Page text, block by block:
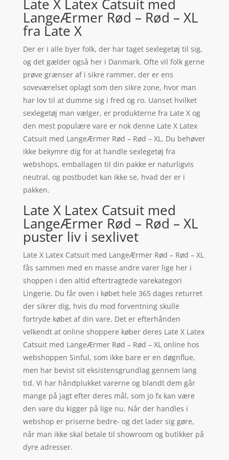
Late X Latex Catsuit med
LangeÆrmer Rød – Rød – XL
fra Late X
Der er i alle byer folk, der har taget sexlegetøj til sig,
og det gælder også her i Danmark. Ofte vil folk gerne
prøve grænser af i sikre rammer, der er ens
soveværelset oplagt som den sikre zone, hvor man
har lov til at dumme sig i fred og ro. Uanset hvilket
sexlegetøj man vælger, er produkterne fra Late X og
den mest populære vare er nok denne Late X Latex
Catsuit med LangeÆrmer Rød – Rød – XL. Du behøver
ikke bekymre dig for at handle sexlegetøj fra
webshops, emballagen til din pakke er naturligvis
neutral, og postbudet kan ikke se, hvad der er i
pakken.
Late X Latex Catsuit med
LangeÆrmer Rød – Rød – XL
puster liv i sexlivet
Late X Latex Catsuit med LangeÆrmer Rød – Rød – XL
fås sammen med en masse andre varer lige her i
shoppen i den altid eftertragtede varekategori
Lingerie. Du får oven i købet hele 365 dages returret
der sikrer dig, hvis du mod forventning skulle
fortryde købet af din vare. Det er efterhånden
velkendt at online shoppere køber deres Late X Latex
Catsuit med LangeÆrmer Rød – Rød – XL online hos
webshoppen Sinful, som ikke bare er en døgnflue,
men har bevist sit eksistensgrundlag gennem lang
tid. Vi har håndplukket varerne og blandt dem går
mange på jagt efter deres mål, som jo fx kan være
den vare du kigger på lige nu. Når der handles i
webshop er priserne bedre- og det lader sig gøre,
når man ikke skal betale til showroom og butikker på
dyre adresser.